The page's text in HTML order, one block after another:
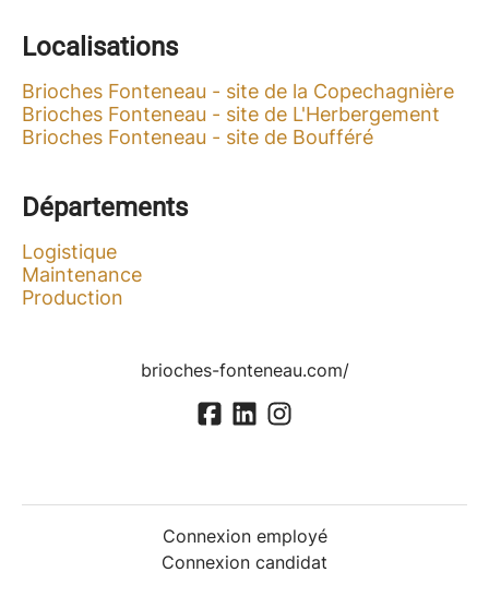
Localisations
Brioches Fonteneau - site de la Copechagnière
Brioches Fonteneau - site de L'Herbergement
Brioches Fonteneau - site de Boufféré
Départements
Logistique
Maintenance
Production
brioches-fonteneau.com/
Connexion employé
Connexion candidat